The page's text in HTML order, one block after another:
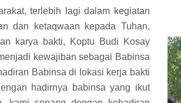
terlebih lagi dalam kegiatan
dan ketaqwaan kepada Tuhan,
karya bakti, Koptu Budi Kosay
kewajiban sebagai Babinsa
Babinsa di lokasi kerja bakti
hadirnya babinsa yang ikut